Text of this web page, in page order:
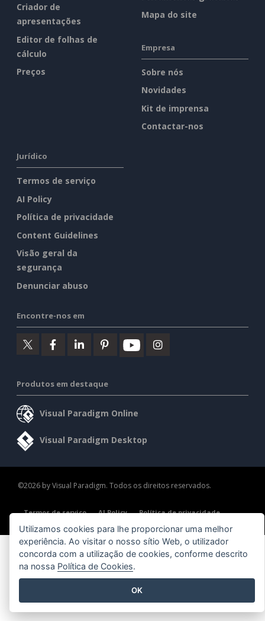
Criador de
apresentações
Editor de folhas de
cálculo
Preços
Mapa do site
Empresa
Sobre nós
Novidades
Kit de imprensa
Contactar-nos
Jurídico
Termos de serviço
AI Policy
Política de privacidade
Content Guidelines
Visão geral da
segurança
Denunciar abuso
Encontre-nos em
Produtos em destaque
Visual Paradigm Online
Visual Paradigm Desktop
©2026 by Visual Paradigm. Todos os direitos reservados.
Termos de serviço AI Policy
Política de privacidade
Content Guidelines
Visão geral da segurança
Utilizamos cookies para lhe proporcionar uma melhor
experiência. Ao visitar o nosso sítio Web, o utilizador
concorda com a utilização de cookies, conforme descrito
na nossa Política de Cookies.
OK